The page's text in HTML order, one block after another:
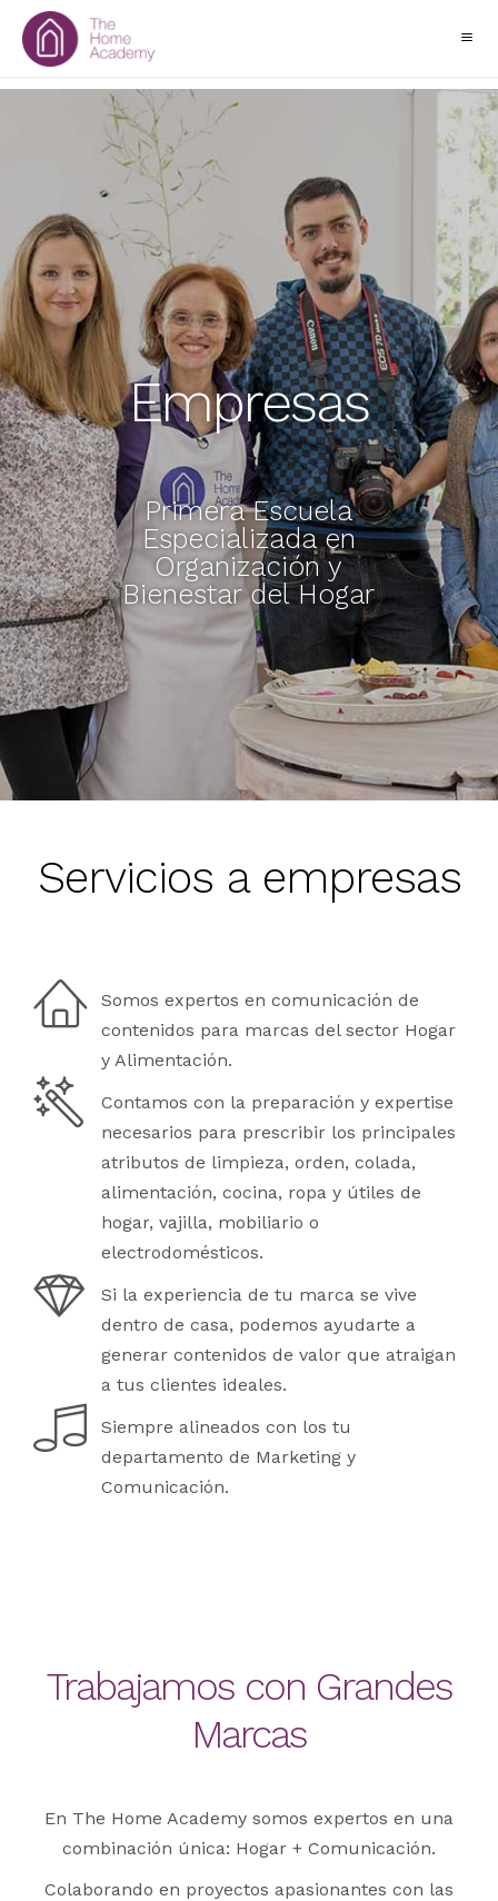
Empresas
Primera Escuela
Especializada en
Organización y
Bienestar del Hogar
Servicios a empresas
Somos expertos en comunicación de
contenidos para marcas del sector Hogar
y Alimentación.
Contamos con la preparación y expertise
necesarios para prescribir los principales
atributos de limpieza, orden, colada,
alimentación, cocina, ropa y útiles de
hogar, vajilla, mobiliario o
electrodomésticos.
Si la experiencia de tu marca se vive
dentro de casa, podemos ayudarte a
generar contenidos de valor que atraigan
a tus clientes ideales.
Siempre alineados con los tu
departamento de Marketing y
Comunicación.
Trabajamos con Grandes
Marcas
En The Home Academy somos expertos en una
combinación única: Hogar + Comunicación.
Colaborando en proyectos apasionantes con las